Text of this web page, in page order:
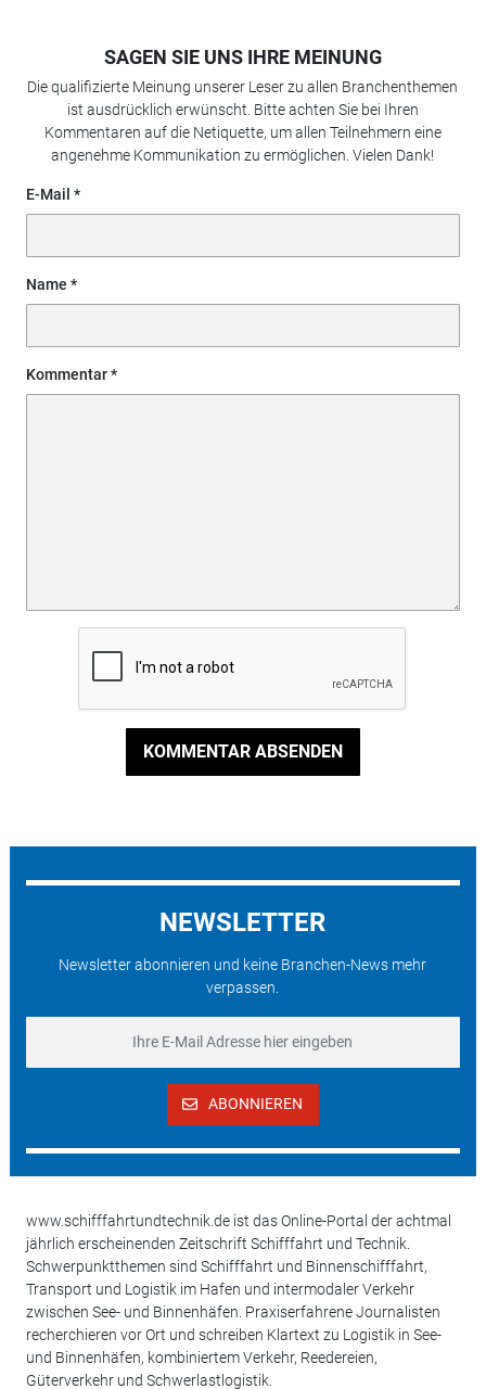
SAGEN SIE UNS IHRE MEINUNG
Die qualifizierte Meinung unserer Leser zu allen Branchenthemen
ist ausdrücklich erwünscht. Bitte achten Sie bei Ihren
Kommentaren auf die Netiquette, um allen Teilnehmern eine
angenehme Kommunikation zu ermöglichen. Vielen Dank!
E-Mail
Name
Kommentar
KOMMENTAR ABSENDEN
NEWSLETTER
Newsletter abonnieren und keine Branchen-News mehr
verpassen.
ABONNIEREN
www.schifffahrtundtechnik.de ist das Online-Portal der achtmal
jährlich erscheinenden Zeitschrift Schifffahrt und Technik.
Schwerpunktthemen sind Schifffahrt und Binnenschifffahrt,
Transport und Logistik im Hafen und intermodaler Verkehr
zwischen See- und Binnenhäfen. Praxiserfahrene Journalisten
recherchieren vor Ort und schreiben Klartext zu Logistik in See-
und Binnenhäfen, kombiniertem Verkehr, Reedereien,
Güterverkehr und Schwerlastlogistik.